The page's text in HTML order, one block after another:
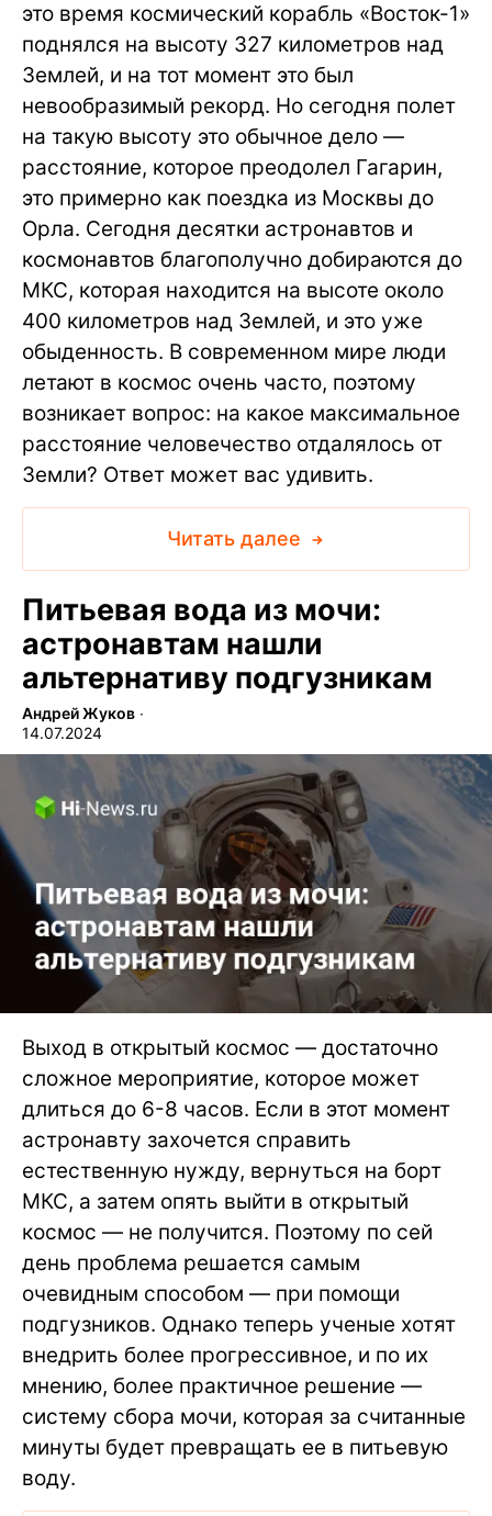
это время космический корабль «Восток-1»
поднялся на высоту 327 километров над
Землей, и на тот момент это был
невообразимый рекорд. Но сегодня полет
на такую высоту это обычное дело —
расстояние, которое преодолел Гагарин,
это примерно как поездка из Москвы до
Орла. Сегодня десятки астронавтов и
космонавтов благополучно добираются до
МКС, которая находится на высоте около
400 километров над Землей, и это уже
обыденность. В современном мире люди
летают в космос очень часто, поэтому
возникает вопрос: на какое максимальное
расстояние человечество отдалялось от
Земли? Ответ может вас удивить.
Читать далее
Питьевая вода из мочи:
астронавтам нашли
альтернативу подгузникам
Андрей Жуков ∙
14.07.2024
Выход в открытый космос — достаточно
сложное мероприятие, которое может
длиться до 6-8 часов. Если в этот момент
астронавту захочется справить
естественную нужду, вернуться на борт
МКС, а затем опять выйти в открытый
космос — не получится. Поэтому по сей
день проблема решается самым
очевидным способом — при помощи
подгузников. Однако теперь ученые хотят
внедрить более прогрессивное, и по их
мнению, более практичное решение —
систему сбора мочи, которая за считанные
минуты будет превращать ее в питьевую
воду.